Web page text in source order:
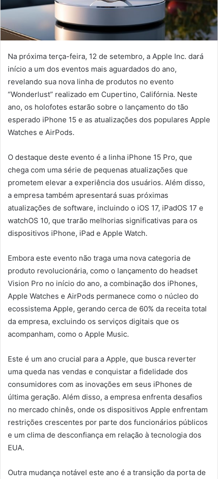
Na próxima terça-feira, 12 de setembro, a Apple Inc. dará
início a um dos eventos mais aguardados do ano,
revelando sua nova linha de produtos no evento
“Wonderlust” realizado em Cupertino, Califórnia. Neste
ano, os holofotes estarão sobre o lançamento do tão
esperado iPhone 15 e as atualizações dos populares Apple
Watches e AirPods.
O destaque deste evento é a linha iPhone 15 Pro, que
chega com uma série de pequenas atualizações que
prometem elevar a experiência dos usuários. Além disso,
a empresa também apresentará suas próximas
atualizações de software, incluindo o iOS 17, iPadOS 17 e
watchOS 10, que trarão melhorias significativas para os
dispositivos iPhone, iPad e Apple Watch.
Embora este evento não traga uma nova categoria de
produto revolucionária, como o lançamento do headset
Vision Pro no início do ano, a combinação dos iPhones,
Apple Watches e AirPods permanece como o núcleo do
ecossistema Apple, gerando cerca de 60% da receita total
da empresa, excluindo os serviços digitais que os
acompanham, como o Apple Music.
Este é um ano crucial para a Apple, que busca reverter
uma queda nas vendas e conquistar a fidelidade dos
consumidores com as inovações em seus iPhones de
última geração. Além disso, a empresa enfrenta desafios
no mercado chinês, onde os dispositivos Apple enfrentam
restrições crescentes por parte dos funcionários públicos
e um clima de desconfiança em relação à tecnologia dos
EUA.
Outra mudança notável este ano é a transição da porta de